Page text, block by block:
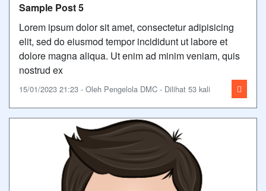
Sample Post 5
Lorem ipsum dolor sit amet, consectetur adipisicing
elit, sed do eiusmod tempor incididunt ut labore et
dolore magna aliqua. Ut enim ad minim veniam, quis
nostrud ex
15/01/2023 21:23 - Oleh Pengelola DMC - Dilihat 53 kali